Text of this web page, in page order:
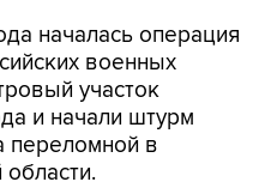
началась операция
военных
участок
и начали штурм
переломной в